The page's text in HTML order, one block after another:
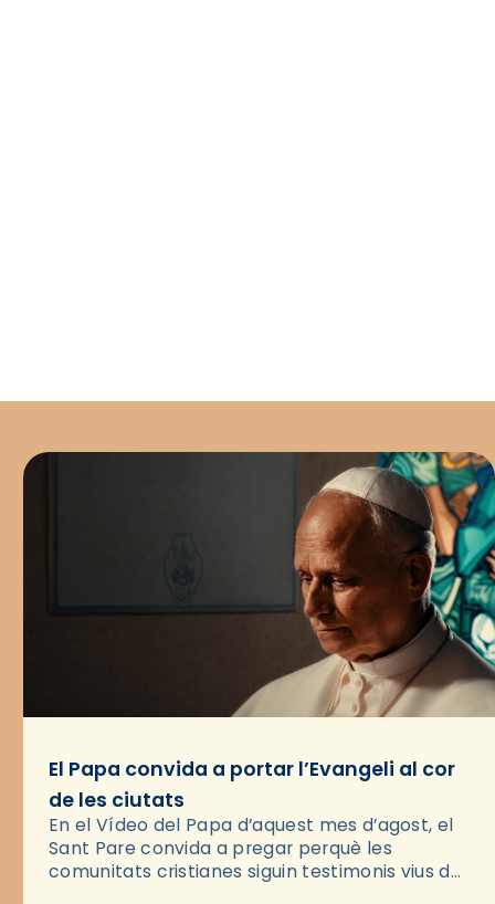
El Papa convida a portar l’Evangeli al cor
de les ciutats
En el Vídeo del Papa d’aquest mes d’agost, el
Sant Pare convida a pregar perquè les
comunitats cristianes siguin testimonis vius de